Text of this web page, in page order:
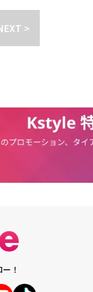
トライブ配信で生中
を通じて彼女の姿を
ルマンのスピーディ
ルマンと命がけの対
る。彼女は映画「ブ
ルを蹴る彼女たち」
マンの違法ライブ
緊張感を与える予定
初対面でパク・ソ
らなかった。この作
気がよくて楽しみ
>
！